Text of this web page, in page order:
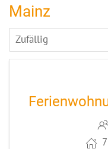
Mainz
5